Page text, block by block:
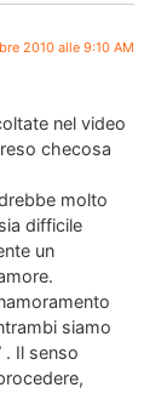
2010 alle 9:10 AM
nel video
checosa
molto
difficile
un
siamo
. Il senso